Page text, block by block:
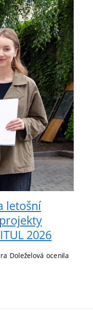
letošní
2026
Doleželová ocenila